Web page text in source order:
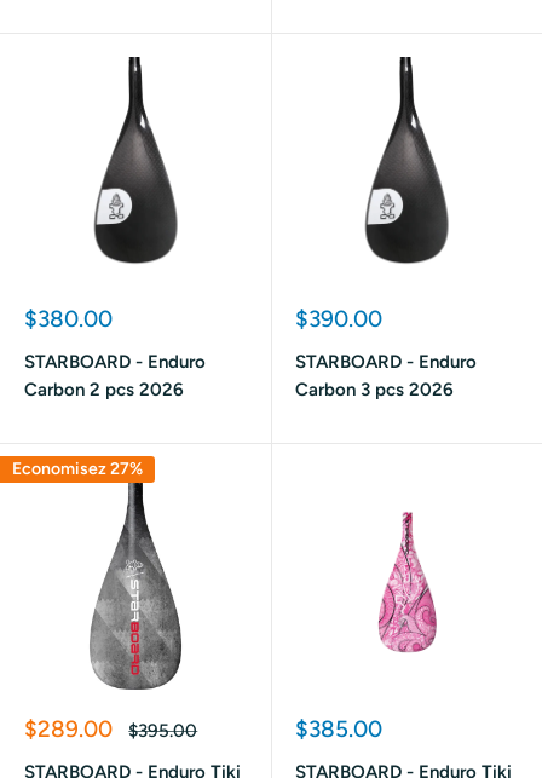
Prix
$380.00
STARBOARD - Enduro
Carbon 2 pcs 2026
Prix
$390.00
STARBOARD - Enduro
Carbon 3 pcs 2026
Economisez 27%
Prix
$289.00
Prix
$395.00
STARBOARD - Enduro Tiki
Prix
$385.00
STARBOARD - Enduro Tiki